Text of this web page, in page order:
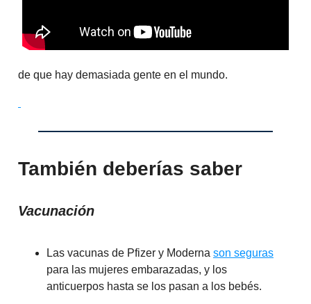
de que hay demasiada gente en el mundo.
También deberías saber
Vacunación
Las vacunas de Pfizer y Moderna son seguras
para las mujeres embarazadas, y los
anticuerpos hasta se los pasan a los bebés.